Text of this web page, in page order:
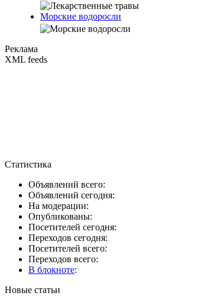
Морские водоросли
Реклама
XML feeds
Статистика
Объявлений всего:
Объявлений сегодня:
На модерации:
Опубликованы:
Посетителей сегодня:
Переходов сегодня:
Посетителей всего:
Переходов всего:
В блокноте:
Новые статьи